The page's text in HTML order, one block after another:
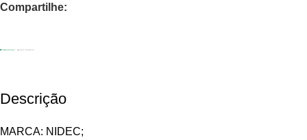
Compartilhe:
Descrição
MARCA: NIDEC;